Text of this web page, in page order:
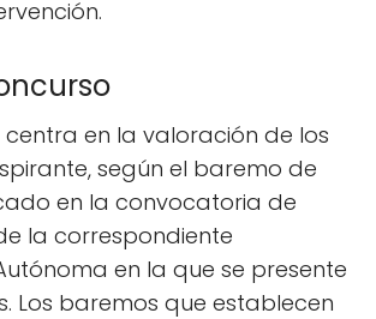
centra en la valoración de los
según el baremo de
en la convocatoria de
la correspondiente
en la que se presente
Los baremos que establecen